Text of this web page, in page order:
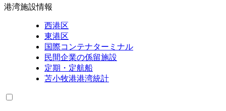
港湾施設情報
西港区
東港区
国際コンテナターミナル
民間企業の係留施設
定期・定航船
苫小牧港港湾統計